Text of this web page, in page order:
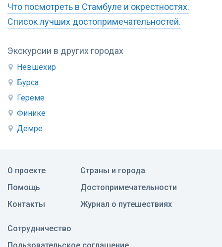
Экскурсии в других городах
Невшехир
Бурса
Гёреме
Финике
Демре
Что посмотреть в Стамбуле и окрестностях.
Список лучших достопримечательностей.
О проекте
Помощь
Контакты
Страны и города
Достопримечательности
Журнал о путешествиях
Сотрудничество